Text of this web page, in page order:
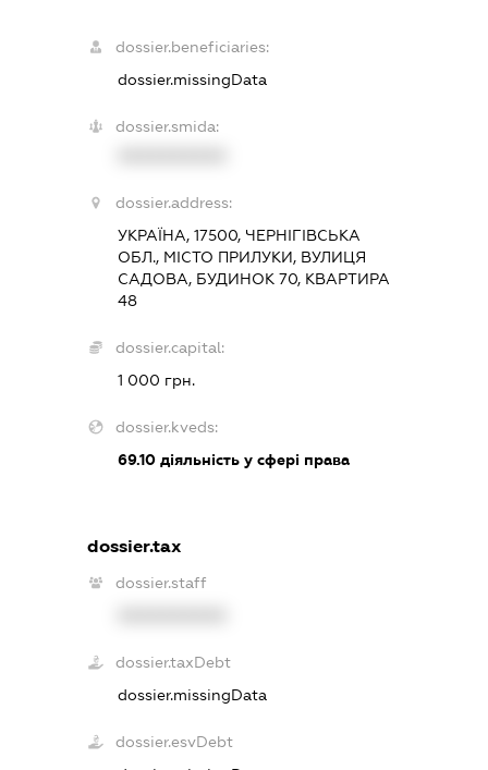
dossier.beneficiaries:
dossier.missingData
dossier.smida:
dossier.address:
УКРАЇНА, 17500, ЧЕРНІГІВСЬКА
ОБЛ., МІСТО ПРИЛУКИ, ВУЛИЦЯ
САДОВА, БУДИНОК 70, КВАРТИРА
48
dossier.capital:
1 000 грн.
dossier.kveds:
69.10 діяльність у сфері права
dossier.tax
dossier.staff
dossier.taxDebt
dossier.missingData
dossier.esvDebt